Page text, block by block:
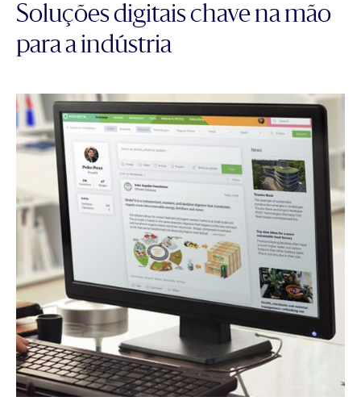
Soluções digitais chave na mão
para a indústria